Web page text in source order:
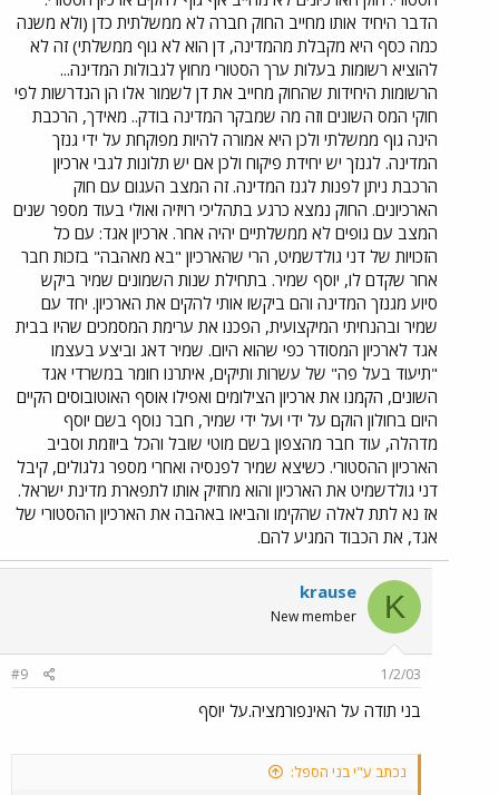
הדבר היחיד אותו מחייב החוק חברה לא ממשלתית כדן (ולא משנה
כמה כסף היא מקבלת מהמדינה, דן הוא לא גוף ממשלתי) זה לא
להוציא רשומות בעלות ערך הסטורי מחוץ לגבולות המדינה...
הרשומות היחידות שהחוק מחייב את דן לשמור אלו הן הנדרשות לפי
חוקי המס השונים וזה מה שמבקר המדינה בודק.. מאידך, הרכבת
הינה גוף ממשלתי ולכן היא אמורה להיות מפוקחת על ידי גנזך
המדינה. לגנזך יש יחידת פיקוח ולכן אם יש תלונות לגבי ארכיון
הרכבת ניתן לפנות לגנז המדינה. זה המצב העגום עם חוק
הארכיונים. החוק נמצא כרגע בתהליכי רויזיה ואולי בעוד מספר שנים
המצב עם גופים לא ממשלתיים יהיה אחר. ארכיון אגד: עם כל
הזכויות של דני גולדשמיט, הרי שהארכיון "בא מאהבה" בזכות חבר
אחר שקדם לו, יוסף שמיר. בתחילת שנות השמונים שמיר ביקש
סיוע מגנזך המדינה והם ביקשו אותי להקים את הארכיון. יחד עם
שמיר ובהנחיתי המיקצועית, הפכנו את ערימת המסמכים שהיו בבית
אגד לארכיון המסודר כפי שהוא היום. שמיר דאג וביצע בעצמו
"תיעוד בעל פה" של עשרות ותיקים, איתרנו חומר במשרדי אגד
השונים, הקמנו את ארכיון הצילומים ואפילו אוסף האוטובוסים הקיים
היום בחולון הוקם על ידי ועל ידי שמיר, חבר נוסף בשם יוסף
מדהלה, עוד חבר מהצפון בשם מוטי שובל והכל ביוזמת וסביב
הארכיון ההסטורי. כשיצא שמיר לפנסיה ואחרי מספר גלגולים, קיבל
דני גולדשמיט את הארכיון והוא מחזיק אותו לתפארת מדינת ישראל.
אז נא לתת לאלה שהקימו והביאו באהבה את הארכיון ההסטורי של
אגד, את הכבוד המגיע להם.
K
krause
New member
1/2/03
#9
בני תודה על האינפורמציה.על יוסף
נכתב ע"י בני הספל: